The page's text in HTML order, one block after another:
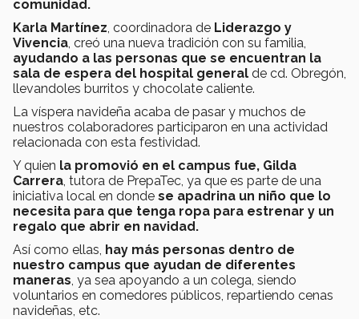
comunidad.
Karla Martínez , coordinadora de Liderazgo y
Vivencia , creó una nueva tradición con su familia,
ayudando a las personas que se encuentran la
sala de espera del hospital general de cd. Obregón,
llevandoles burritos y chocolate caliente.
La víspera navideña acaba de pasar y muchos de
nuestros colaboradores participaron en una actividad
relacionada con esta festividad.
Y quien la promovió en el campus fue, Gilda
Carrera , tutora de PrepaTec, ya que es parte de una
iniciativa local en donde se apadrina un niño que lo
necesita para que tenga ropa para estrenar y un
regalo que abrir en navidad.
Así como ellas, hay más personas dentro de
nuestro campus que ayudan de diferentes
maneras , ya sea apoyando a un colega, siendo
voluntarios en comedores públicos, repartiendo cenas
navideñas, etc.